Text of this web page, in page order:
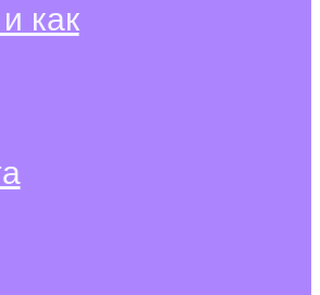
как